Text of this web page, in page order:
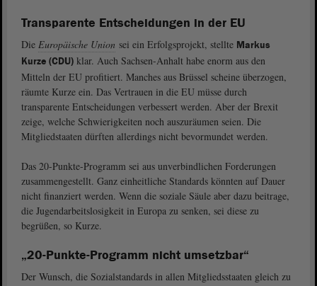
Transparente Entscheidungen in der EU
Die Europäische Union sei ein Erfolgsprojekt, stellte Markus
Kurze (CDU) klar. Auch Sachsen-Anhalt habe enorm aus den
Mitteln der EU profitiert. Manches aus Brüssel scheine überzogen,
räumte Kurze ein. Das Vertrauen in die EU müsse durch
transparente Entscheidungen verbessert werden. Aber der Brexit
zeige, welche Schwierigkeiten noch auszuräumen seien. Die
Mitgliedstaaten dürften allerdings nicht bevormundet werden.
Das 20-Punkte-Programm sei aus unverbindlichen Forderungen
zusammengestellt. Ganz einheitliche Standards könnten auf Dauer
nicht finanziert werden. Wenn die soziale Säule aber dazu beitrage,
die Jugendarbeitslosigkeit in Europa zu senken, sei diese zu
begrüßen, so Kurze.
„20-Punkte-Programm nicht umsetzbar“
Der Wunsch, die Sozialstandards in allen Mitgliedsstaaten gleich zu